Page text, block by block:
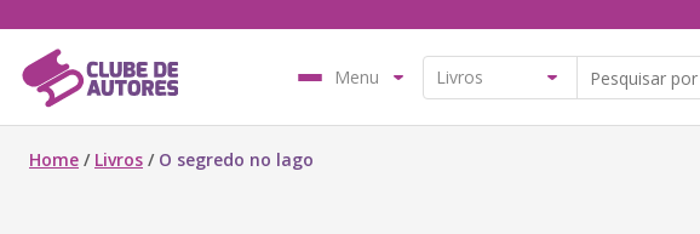
Menu
Home / Livros / O segredo no lago